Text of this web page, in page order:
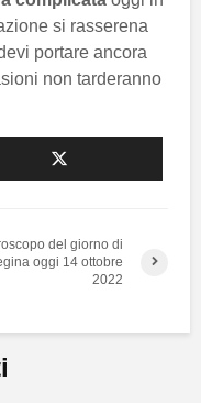
si rasserena
portare ancora
non tarderanno
del giorno di
oggi 14 ottobre
2022